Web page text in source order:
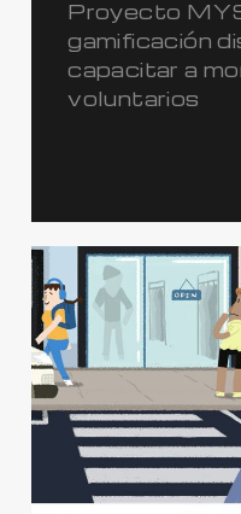
Proyecto
gamificación
capacitar a
voluntarios